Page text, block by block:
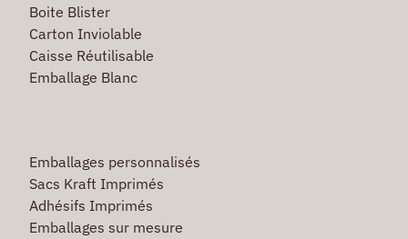
Boite Blister
Carton Inviolable
Caisse Réutilisable
Emballage Blanc
Emballages personnalisés
Sacs Kraft Imprimés
Adhésifs Imprimés
Emballages sur mesure